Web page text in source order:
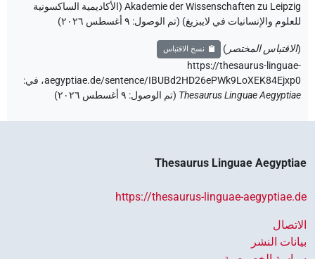
Akademie der Wissenschaften zu Leipzig (الأكاديمية الساكسونية
للعلوم والإنسانيات في لايبزيغ) (تم الوصول: ٩ أغسطس ٢٠٢٦ )
(الاقتباس المختصر ) نسخ الاقتباس
https://thesaurus-linguae-
aegyptiae.de/sentence/IBUBd2HD26ePWk9LoXEK84Ejxp0، في:
Thesaurus Linguae Aegyptiae
(تم الوصول: ٩ أغسطس ٢٠٢٦ )
Thesaurus Linguae Aegyptiae
https://thesaurus-linguae-aegyptiae.de
الاتصال
بيانات النشر